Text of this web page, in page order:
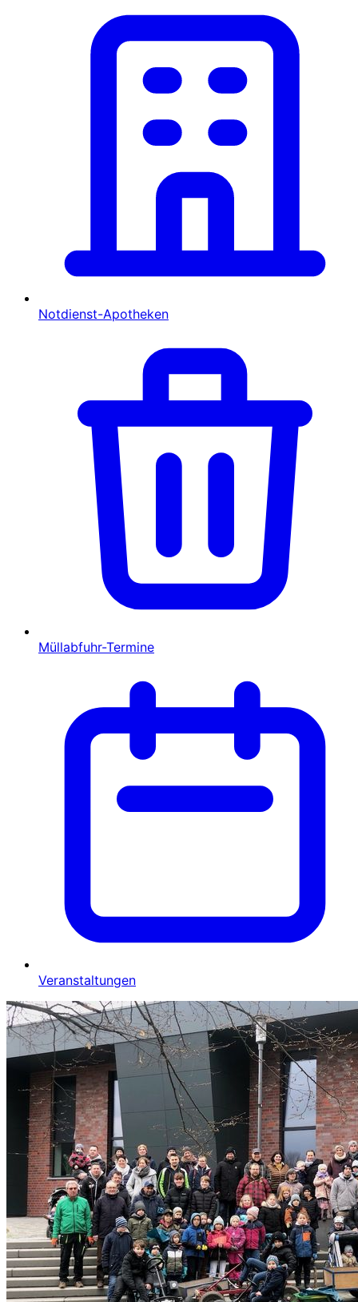
Notdienst-Apotheken
Müllabfuhr-Termine
Veranstaltungen